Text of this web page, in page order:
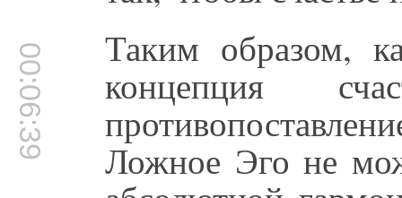
00:06:39 Таким образом,
концепция
Ложное Эго не